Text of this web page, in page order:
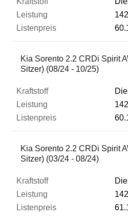
Kia Sorento 2.2 CRDi Spirit
Sitzer) (08/24 - 10/25)
Kia Sorento 2.2 CRDi Spirit
Sitzer) (03/24 - 08/24)